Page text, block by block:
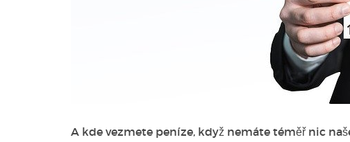
A kde vezmete peníze, když nemáte téměř nic